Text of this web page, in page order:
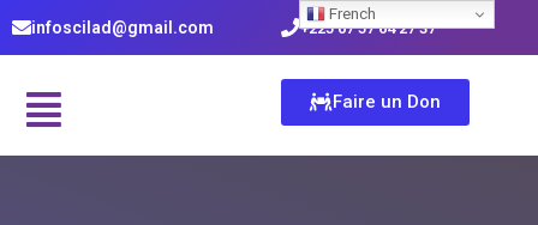
infoscilad@gmail.com +225 07 57 64 27 37
Faire un Don
French